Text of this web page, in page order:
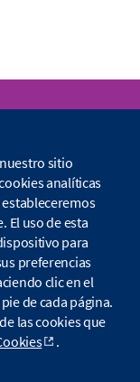
sitio
analíticas
El uso de esta
para
preferencias
clic en el
de cada página.
las cookies que
.